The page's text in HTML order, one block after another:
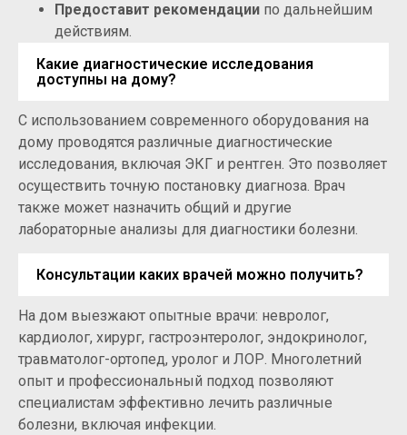
Предоставит рекомендации по дальнейшим
действиям.
Какие диагностические исследования
доступны на дому?
С использованием современного оборудования на
дому проводятся различные диагностические
исследования, включая ЭКГ и рентген. Это позволяет
осуществить точную постановку диагноза. Врач
также может назначить общий и другие
лабораторные анализы для диагностики болезни.
Консультации каких врачей можно получить?
На дом выезжают опытные врачи: невролог,
кардиолог, хирург, гастроэнтеролог, эндокринолог,
травматолог-ортопед, уролог и ЛОР. Многолетний
опыт и профессиональный подход позволяют
специалистам эффективно лечить различные
болезни, включая инфекции.